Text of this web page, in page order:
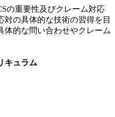
の重要性及びクレーム対応
の具体的な技術の習得を目
体的な問い合わせやクレーム
キュラム